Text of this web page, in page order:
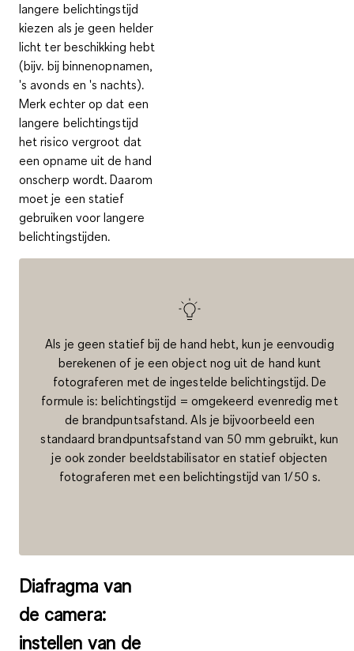
langere belichtingstijd
kiezen als je geen helder
licht ter beschikking hebt
(bijv. bij binnenopnamen,
's avonds en 's nachts).
Merk echter op dat een
langere belichtingstijd
het risico vergroot dat
een opname uit de hand
onscherp wordt. Daarom
moet je een statief
gebruiken voor langere
belichtingstijden.
Als je geen statief bij de hand hebt, kun je eenvoudig
berekenen of je een object nog uit de hand kunt
fotograferen met de ingestelde belichtingstijd. De
formule is: belichtingstijd = omgekeerd evenredig met
de brandpuntsafstand. Als je bijvoorbeeld een
standaard brandpuntsafstand van 50 mm gebruikt, kun
je ook zonder beeldstabilisator en statief objecten
fotograferen met een belichtingstijd van 1/50 s.
Diafragma van
de camera:
instellen van de